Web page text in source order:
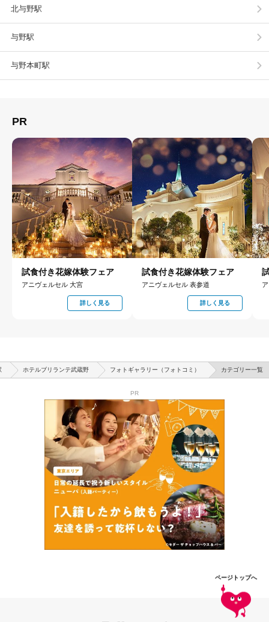
北与野駅
与野駅
与野本町駅
PR
試食付き花嫁体験フェア
アニヴェルセル 大宮
詳しく見る
試食付き花嫁体験フェア
アニヴェルセル 表参道
詳しく見る
ホテルブリランテ武蔵野 フォトギャラリー（フォトコミ） カテゴリー一覧
PR
ページトップへ